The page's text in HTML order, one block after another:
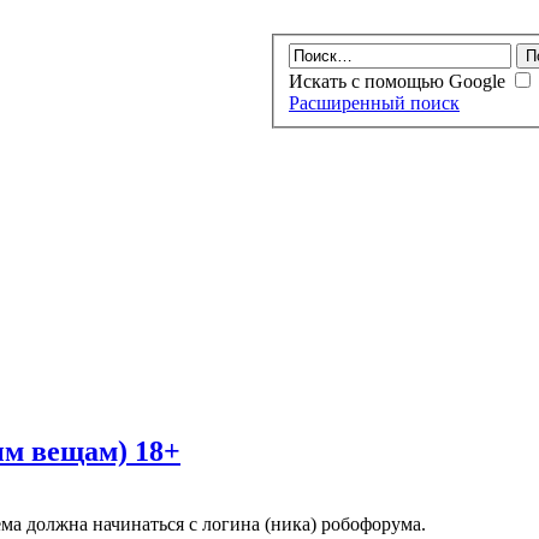
Искать с помощью Google
Расширенный поиск
вещам) 18+
должна начинаться с логина (ника) робофорума.